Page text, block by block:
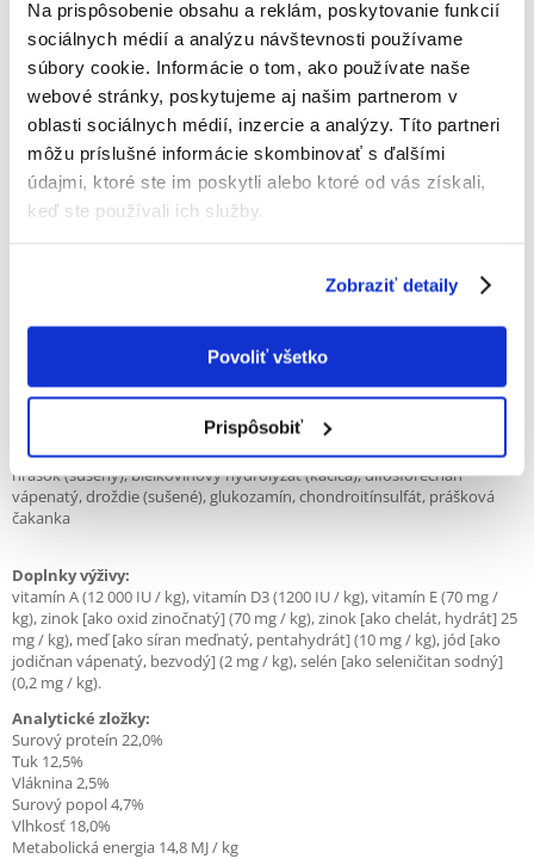
Na prispôsobenie obsahu a reklám, poskytovanie funkcií
sociálnych médií a analýzu návštevnosti používame
súbory cookie. Informácie o tom, ako používate naše
webové stránky, poskytujeme aj našim partnerom v
oblasti sociálnych médií, inzercie a analýzy. Títo partneri
môžu príslušné informácie skombinovať s ďalšími
údajmi, ktoré ste im poskytli alebo ktoré od vás získali,
keď ste používali ich služby.
Zobraziť detaily
Povoliť všetko
Prispôsobiť
ODOSIELAME DO 48HODÍN
Fotky našich zákazníkov Pozri ďalšie fotografie
Popis
BOSCH Plus Duck & Potato
Kompozícia obsahuje hodnotný extrakt z yucky,čakanka, ktorá
a vysoký obsah chondroitínsulfátu a glukozamínu pozitívne ovplyvňuje
štruktúru a fungovanie chrupavky, najmä v kĺboch.Krmivo neobsahuje
poskytujú energiu a sú bohaté na draslík.
čerstvá kačica (najmenej 60%), zemiakový škrob, zemiakový proteín,
hrášok (sušený), bielkovinový hydrolyzát (kačica), difosforečnan
vápenatý, droždie (sušené), glukozamín, chondroitínsulfát, prášková
čakanka
Doplnky výživy:
vitamín A (12 000 IU / kg), vitamín D3 (1200 IU / kg), vitamín E (70 mg /
kg), zinok [ako oxid zinočnatý] (70 mg / kg), zinok [ako chelát, hydrát] 25
mg / kg), meď [ako síran meďnatý, pentahydrát] (10 mg / kg), jód [ako
jodičnan vápenatý, bezvodý] (2 mg / kg), selén [ako seleničitan sodný]
(0,2 mg / kg).
Analytické zložky:
Surový proteín 22,0%
Tuk 12,5%
Vláknina 2,5%
Surový popol 4,7%
Vlhkosť 18,0%
Metabolická energia 14,8 MJ / kg